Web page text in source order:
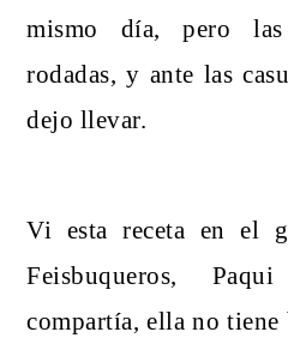
mismo día, pero
rodadas, y ante las
dejo llevar.
Vi esta receta en el
Feisbuqueros,
compartía, ella no